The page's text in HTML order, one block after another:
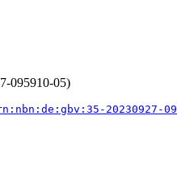
095910-05)
20230927-